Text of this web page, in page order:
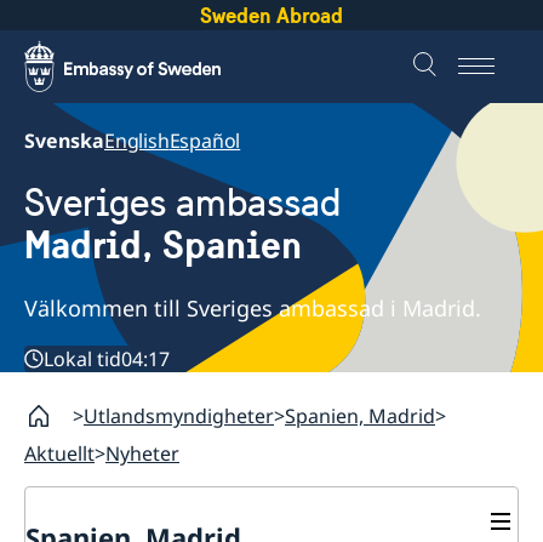
Sweden Abroad
SvenskaEnglishEspañol
Sveriges ambassad
Madrid, Spanien
Välkommen till Sveriges ambassad i Madrid.
Lokal tid04:17
Utlandsmyndigheter Spanien, Madrid
Aktuellt Nyheter